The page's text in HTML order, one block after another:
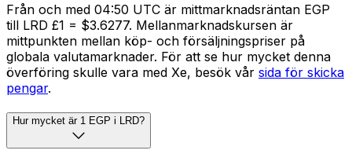
Från och med 04:50 UTC är mittmarknadsräntan EGP
till LRD £1 = $3.6277. Mellanmarknadskursen är
mittpunkten mellan köp- och försäljningspriser på
globala valutamarknader. För att se hur mycket denna
överföring skulle vara med Xe, besök vår sida för skicka
pengar.
Hur mycket är 1 EGP i LRD?